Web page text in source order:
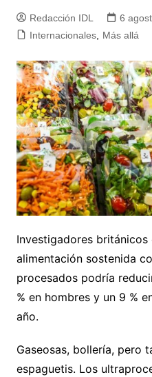
Redacción IDL
6
Internacionales, Más allá
Investigadores británicos
alimentación sostenida
procesados podría
% en hombres y un 9 %
año.
Gaseosas, bollería, pero
espaguetis. Los